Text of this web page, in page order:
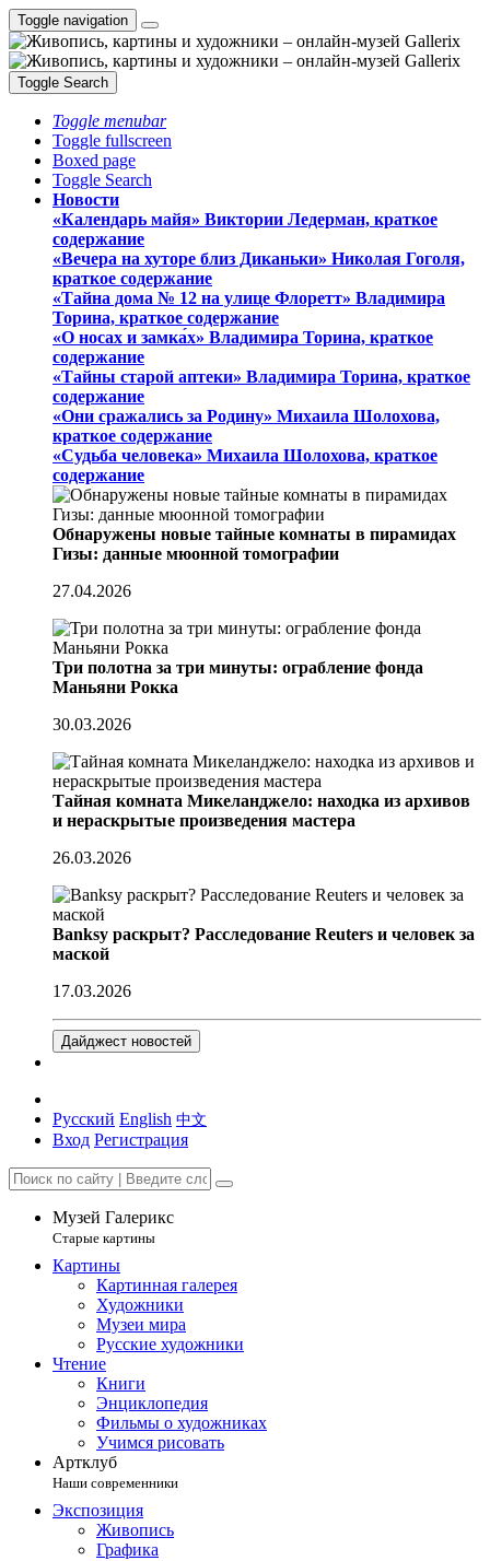
Toggle navigation
Toggle Search
Toggle menubar
Toggle fullscreen
Boxed page
Toggle Search
Новости
«Календарь майя» Виктории Ледерман, краткое
содержание
«Вечера на хуторе близ Диканьки» Николая Гоголя,
краткое содержание
«Тайна дома № 12 на улице Флоретт» Владимира
Торина, краткое содержание
«О носах и замка́х» Владимира Торина, краткое
содержание
«Тайны старой аптеки» Владимира Торина, краткое
содержание
«Они сражались за Родину» Михаила Шолохова,
краткое содержание
«Судьба человека» Михаила Шолохова, краткое
содержание
Обнаружены новые тайные комнаты в пирамидах
Гизы: данные мюонной томографии
27.04.2026
Три полотна за три минуты: ограбление фонда
Маньяни Рокка
30.03.2026
Тайная комната Микеланджело: находка из архивов
и нераскрытые произведения мастера
26.03.2026
Banksy раскрыт? Расследование Reuters и человек за
маской
17.03.2026
Дайджест новостей
Русский English 中文
Вход Регистрация
Музей Галерикс
Старые картины
Картины
Картинная галерея
Художники
Музеи мира
Русские художники
Чтение
Книги
Энциклопедия
Фильмы о художниках
Учимся рисовать
Артклуб
Наши современники
Экспозиция
Живопись
Графика